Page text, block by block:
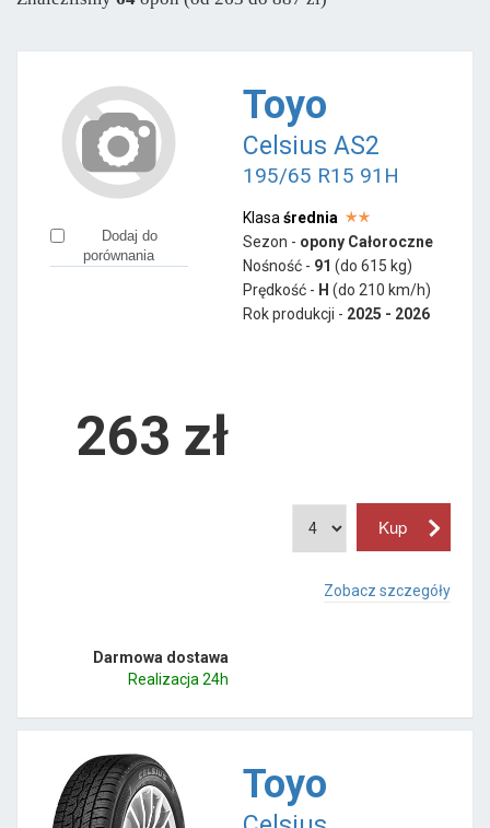
Semperit od 258 zł
Pozostałe marki
Aplus od 194 zł
Apollo od 193 zł
Fortune od 162 zł
Laufenn od 179 zł
LingLong od 204 zł
Dodaj do
porównania
Toyo
Celsius AS2
195/65 R15 91H
Klasa średnia
Sezon - opony Całoroczne
Nośność - 91 (do 615 kg)
Prędkość - H (do 210 km/h)
Rok produkcji - 2025 - 2026
263 zł
Zobacz szczegóły
Darmowa dostawa
Realizacja 24h
Toyo